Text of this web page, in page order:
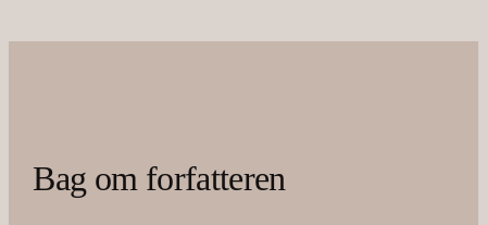
Bag om forfatteren